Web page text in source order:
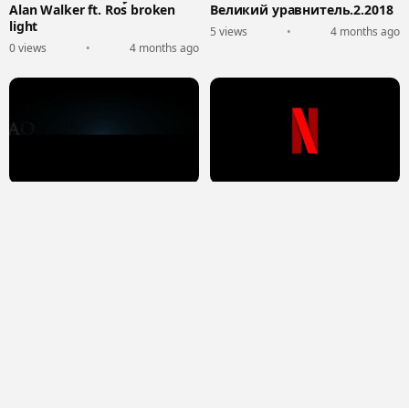
Alan Walker ft. Ros้ broken
light
0 views • 4 months ago
Великий уравнитель.2.2018
5 views • 4 months ago